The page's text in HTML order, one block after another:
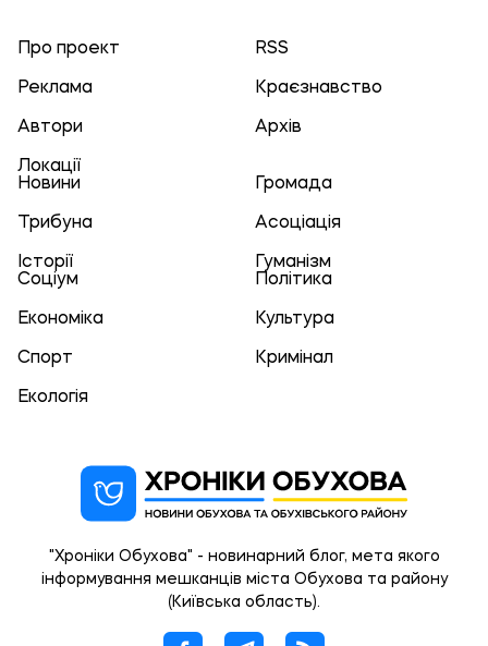
Про проект RSS
Реклама Краєзнавство
Автори Архів
Локації
Новини
Громада
Трибуна Асоціація
Історії
Гуманізм
Соціум
Політика
Економіка Культура
Спорт Кримінал
Екологія
"Хроніки Обухова" - новинарний блог, мета якого
інформування мешканців міста Обухова та району
(Київська область).